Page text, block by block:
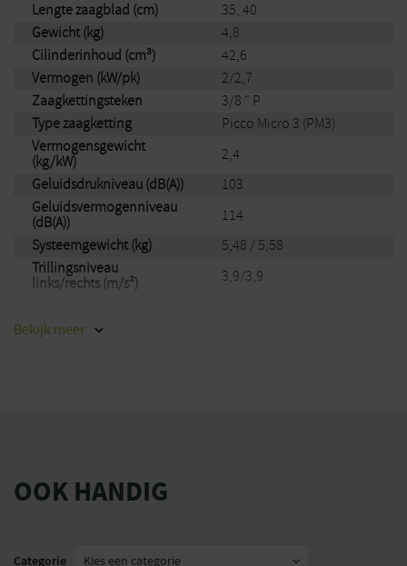
Lengte zaagblad (cm)
35, 40
Gewicht (kg)
4,8
Cilinderinhoud (cm³)
42,6
Vermogen (kW/pk)
2/2,7
Zaagkettingsteken
3/8 " P
Type zaagketting
Picco Micro 3 (PM3)
Vermogensgewicht
(kg/kW)
2,4
Geluidsdrukniveau (dB(A))
103
Geluidsvermogenniveau
(dB(A))
114
Systeemgewicht (kg)
5,48 / 5,58
Trillingsniveau
links/rechts (m/s²)
3,9/3,9
Merk
Bekijk meer
OOK HANDIG
Categorie